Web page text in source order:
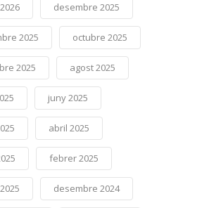
desembre 2025
2025 octubre 2025
2025 agost 2025
juny 2025
abril 2025
febrer 2025
desembre 2024